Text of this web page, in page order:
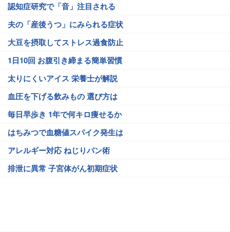
認知症研究で「音」注目される
夫の「産後うつ」にみられる症状
大豆を摂取してストレス過食防止
1日10回 お腹引き締まる簡単習慣
太りにくいアイス 栄養士が解説
血圧を下げる飲みもの 選び方は
毎日早歩き 1年で何キロ痩せるか
はちみつで血糖値スパイク発生は
アレルギー対応 ねじりパン術
排泄に異常 子宮体がん初期症状